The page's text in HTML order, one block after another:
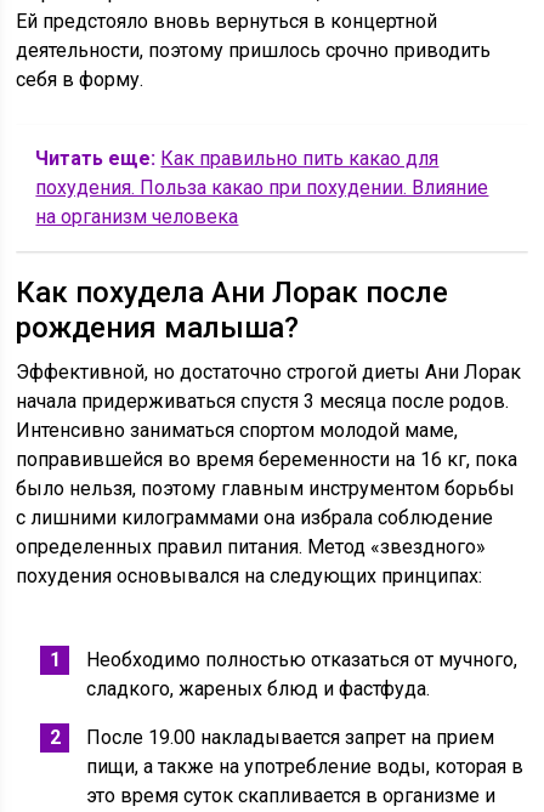
Ей предстояло вновь вернуться в концертной
деятельности, поэтому пришлось срочно приводить
себя в форму.
Читать еще: Как правильно пить какао для
похудения. Польза какао при похудении. Влияние
на организм человека
Как похудела Ани Лорак после
рождения малыша?
Эффективной, но достаточно строгой диеты Ани Лорак
начала придерживаться спустя 3 месяца после родов.
Интенсивно заниматься спортом молодой маме,
поправившейся во время беременности на 16 кг, пока
было нельзя, поэтому главным инструментом борьбы
с лишними килограммами она избрала соблюдение
определенных правил питания. Метод «звездного»
похудения основывался на следующих принципах:
Необходимо полностью отказаться от мучного,
сладкого, жареных блюд и фастфуда.
После 19.00 накладывается запрет на прием
пищи, а также на употребление воды, которая в
это время суток скапливается в организме и